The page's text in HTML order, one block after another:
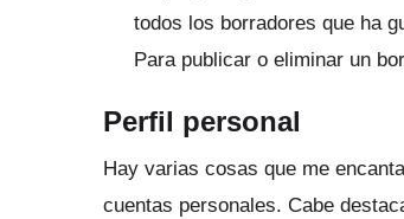
todos los borradores que ha
Para publicar o eliminar un
Perfil personal
Hay varias cosas que me
cuentas personales. Cabe